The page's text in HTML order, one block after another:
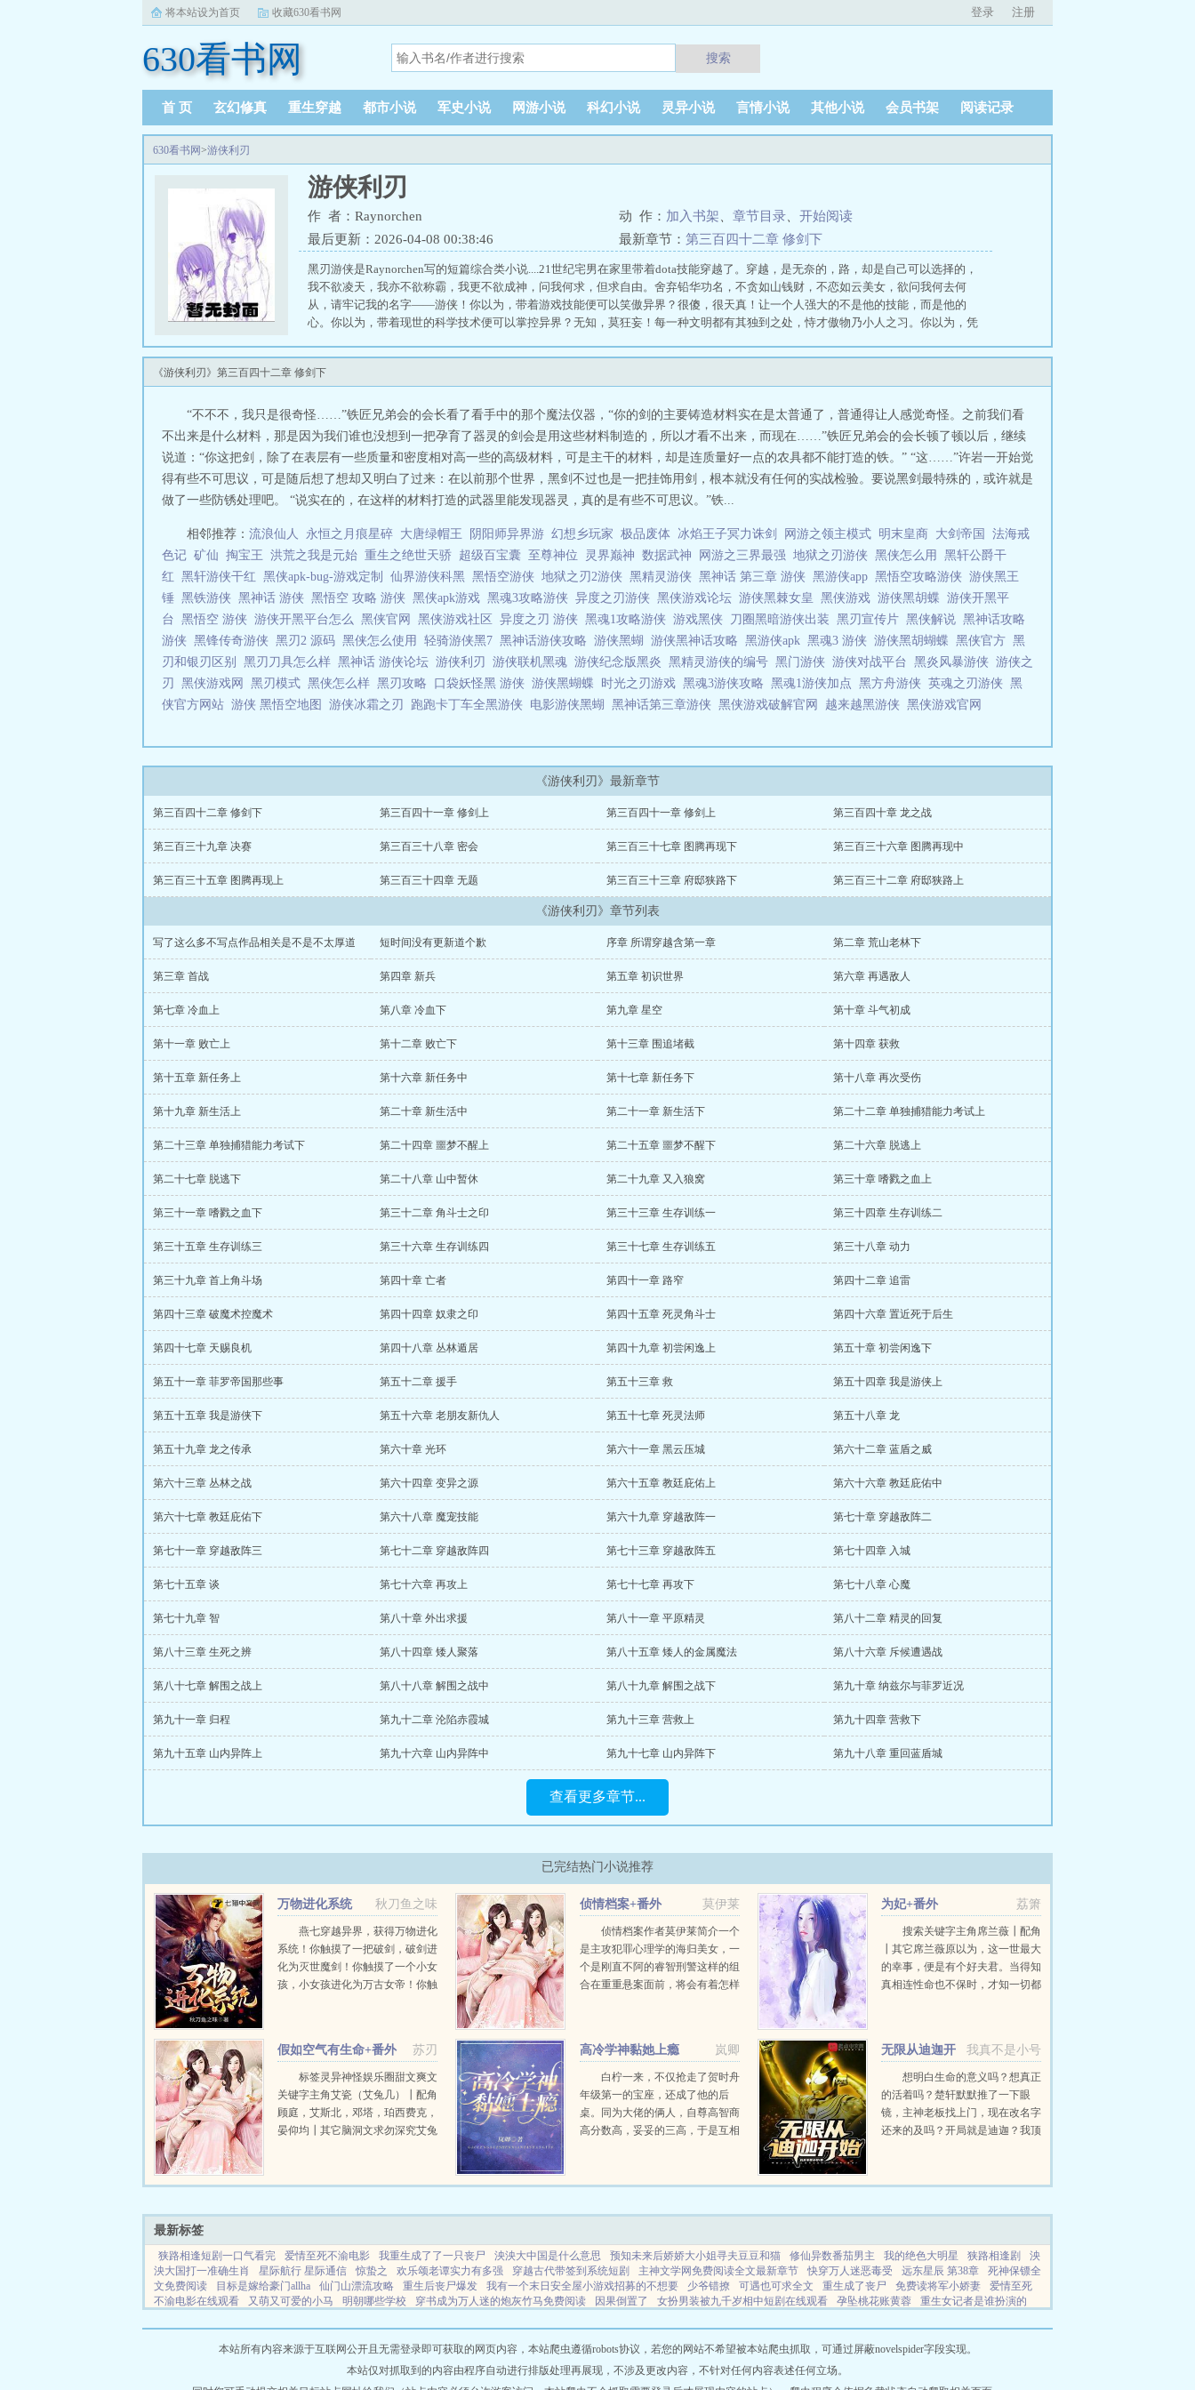
将本站设为首页 收藏630看书网 登录 注册
630看书网 搜索
首 页 玄幻修真 重生穿越 都市小说 军史小说 网游小说 科幻小说 灵异小说 言情小说 其他小说 会员书架 阅读记录
630看书网>游侠利刃
游侠利刃
作 者：Raynorchen 动 作： 加入书架 章节目录
开始阅读
最后更新：2026-04-08 00:38:46
最新章节： 第三百四十二章 修剑下
黑刃游侠是Raynorchen写的短篇综合类小说....21世纪宅男在家里带着dota技能穿越了。穿越，是无奈的，路，却是自己可以选择的，
我不欲凌天，我亦不欲称霸，我更不欲成神，问我何求，但求自由。舍弃铅华功名，不贪如山钱财，不恋如云美女，欲问我何去何
从，请牢记我的名字——游侠！你以为，带着游戏技能便可以笑傲异界？很傻，很天真！让一个人强大的不是他的技能，而是他的
心。你以为，带着现世的科学技术便可以掌控异界？无知，莫狂妄！每一种文明都有其独到之处，恃才傲物乃小人之习。你以为，凭
黑平台 Raynorchen
《游侠利刃》第三百四十二章 修剑下
“不不不，我只是很奇怪……”铁匠兄弟会的会长看了看手中的那个魔法仪器，“你的剑的主要铸造材料实在是太普通了，普通得让人感觉奇怪。之前我们看
不出来是什么材料，那是因为我们谁也没想到一把孕育了器灵的剑会是用这些材料制造的，所以才看不出来，而现在……”铁匠兄弟会的会长顿了顿以后，继续
说道：“你这把剑，除了在表层有一些质量和密度相对高一些的高级材料，可是主干的材料，却是连质量好一点的农具都不能打造的铁。” “这……”许岩一开始觉
得有些不可思议，可是随后想了想却又明白了过来：在以前那个世界，黑剑不过也是一把挂饰用剑，根本就没有任何的实战检验。要说黑剑最特殊的，或许就是
做了一些防锈处理吧。 “说实在的，在这样的材料打造的武器里能发现器灵，真的是有些不可思议。”铁...
相邻推荐： 流浪仙人 永恒之月痕星碎 大唐绿帽王 阴阳师异界游 幻想乡玩家 极品废体 冰焰王子冥力诛剑 网游之领主模式 明末皇商 大剑帝国
法海戒
色记 矿仙 掏宝王 洪荒之我是元始 重生之绝世天骄 超级百宝囊 至尊神位 灵界巅神 数据武神 网游之三界最强 地狱之刃游侠 黑侠怎么用 黑轩公爵干
红 黑轩游侠干红 黑侠apk-bug-游戏定制 仙界游侠科黑 黑悟空游侠 地狱之刃2游侠 黑精灵游侠 黑神话 第三章 游侠 黑游侠app 黑悟空攻略游侠 游侠黑王
锤 黑铁游侠 黑神话 游侠 黑悟空 攻略 游侠 黑侠apk游戏 黑魂3攻略游侠 异度之刃游侠 黑侠游戏论坛 游侠黑棘女皇 黑侠游戏 游侠黑胡蝶 游侠开黑平
台 黑悟空 游侠 游侠开黑平台怎么 黑侠官网 黑侠游戏社区 异度之刃 游侠 黑魂1攻略游侠 游戏黑侠 刀圈黑暗游侠出装 黑刃宣传片 黑侠解说 黑神话攻略
游侠 黑锋传奇游侠 黑刃2 源码 黑侠怎么使用 轻骑游侠黑7 黑神话游侠攻略 游侠黑蝴 游侠黑神话攻略 黑游侠apk 黑魂3 游侠 游侠黑胡蝴蝶 黑侠官方 黑
刃和银刃区别 黑刃刀具怎么样 黑神话 游侠论坛 游侠利刃 游侠联机黑魂 游侠纪念版黑炎 黑精灵游侠的编号 黑门游侠 游侠对战平台 黑炎风暴游侠 游侠之
刃 黑侠游戏网 黑刃模式 黑侠怎么样 黑刃攻略 口袋妖怪黑 游侠 游侠黑蝴蝶 时光之刃游戏 黑魂3游侠攻略 黑魂1游侠加点 黑方舟游侠 英魂之刃游侠 黑
侠官方网站 游侠 黑悟空地图 游侠冰霜之刃 跑跑卡丁车全黑游侠 电影游侠黑蝴 黑神话第三章游侠 黑侠游戏破解官网 越来越黑游侠 黑侠游戏官网
《游侠利刃》最新章节
第三百四十二章 修剑下 第三百四十一章 修剑上 第三百四十一章 修剑上 第三百四十章 龙之战
第三百三十九章 决赛 第三百三十八章 密会 第三百三十七章 图腾再现下 第三百三十六章 图腾再现中
第三百三十五章 图腾再现上 第三百三十四章 无题 第三百三十三章 府邸狭路下 第三百三十二章 府邸狭路上
《游侠利刃》章节列表
写了这么多不写点作品相关是不是不太厚道 短时间没有更新道个歉 序章 所谓穿越含第一章 第二章 荒山老林下
第三章 首战 第四章 新兵 第五章 初识世界 第六章 再遇敌人
第七章 冷血上 第八章 冷血下 第九章 星空 第十章 斗气初成
第十一章 败亡上 第十二章 败亡下 第十三章 围追堵截 第十四章 获救
第十五章 新任务上 第十六章 新任务中 第十七章 新任务下 第十八章 再次受伤
第十九章 新生活上 第二十章 新生活中 第二十一章 新生活下 第二十二章 单独捕猎能力考试上
第二十三章 单独捕猎能力考试下 第二十四章 噩梦不醒上 第二十五章 噩梦不醒下 第二十六章 脱逃上
第二十七章 脱逃下 第二十八章 山中暂休 第二十九章 又入狼窝 第三十章 嗜戮之血上
第三十一章 嗜戮之血下 第三十二章 角斗士之印 第三十三章 生存训练一 第三十四章 生存训练二
第三十五章 生存训练三 第三十六章 生存训练四 第三十七章 生存训练五 第三十八章 动力
第三十九章 首上角斗场 第四十章 亡者 第四十一章 路窄 第四十二章 追雷
第四十三章 破魔术控魔术 第四十四章 奴隶之印 第四十五章 死灵角斗士 第四十六章 置近死于后生
第四十七章 天赐良机 第四十八章 丛林遁居 第四十九章 初尝闲逸上 第五十章 初尝闲逸下
第五十一章 菲罗帝国那些事 第五十二章 援手 第五十三章 救 第五十四章 我是游侠上
第五十五章 我是游侠下 第五十六章 老朋友新仇人 第五十七章 死灵法师 第五十八章 龙
第五十九章 龙之传承 第六十章 光环 第六十一章 黑云压城 第六十二章 蓝盾之威
第六十三章 丛林之战 第六十四章 变异之源 第六十五章 教廷庇佑上 第六十六章 教廷庇佑中
第六十七章 教廷庇佑下 第六十八章 魔宠技能 第六十九章 穿越敌阵一 第七十章 穿越敌阵二
第七十一章 穿越敌阵三 第七十二章 穿越敌阵四 第七十三章 穿越敌阵五 第七十四章 入城
第七十五章 谈 第七十六章 再攻上 第七十七章 再攻下 第七十八章 心魔
第七十九章 智 第八十章 外出求援 第八十一章 平原精灵 第八十二章 精灵的回复
第八十三章 生死之辨 第八十四章 矮人聚落 第八十五章 矮人的金属魔法 第八十六章 斥候遭遇战
第八十七章 解围之战上 第八十八章 解围之战中 第八十九章 解围之战下 第九十章 纳兹尔与菲罗近况
第九十一章 归程 第九十二章 沦陷赤霞城 第九十三章 营救上 第九十四章 营救下
第九十五章 山内异阵上 第九十六章 山内异阵中 第九十七章 山内异阵下 第九十八章 重回蓝盾城
查看更多章节...
已完结热门小说推荐
秋刀鱼之味
万物进化系统
燕七穿越异界，获得万物进化
系统！你触摸了一把破剑，破剑进
化为灭世魔剑！你触摸了一个小女
孩，小女孩进化为万古女帝！你触
望着眼前的...
莫伊莱
侦情档案+番外
侦情档案作者莫伊莱简介一个
是主攻犯罪心理学的海归美女，一
个是刚直不阿的睿智刑警这样的组
合在重重悬案面前，将会有着怎样
的。那，就是人心。第...
荔箫
为妃+番外
搜索关键字主角席兰薇┃配角
┃其它席兰薇原以为，这一世最大
的幸事，便是有个好夫君。当得知
真相连性命也不保时，才知一切都
苏刃
假如空气有生命+番外
标签灵异神怪娱乐圈甜文爽文
关键字主角艾瓷（艾兔几）┃配角
顾庭，艾斯北，邓塔，珀西费克，
晏仰均┃其它脑洞文求勿深究艾兔
来...
岚卿
高冷学神黏她上瘾
白柠一来，不仅抢走了贺时舟
年级第一的宝座，还成了他的后
桌。同为大佬的俩人，自尊高智商
高分数高，妥妥的三高，于是互相
貌平平，或者有什么隐疾。直到某
我真不是小号
无限从迪迦开
想明白生命的意义吗？想真正
的活着吗？楚轩默默推了一下眼
镜，主神老板找上门，现在改名字
还来的及吗？开局就是迪迦？我顶
个好人，你说是吧？大古队员？望
最新标签
狭路相逢短剧一口气看完 爱情至死不渝电影 我重生成了了一只丧尸 泱泱大中国是什么意思 预知未来后娇娇大小姐寻夫豆豆和猫 修仙异数番茄男主 我的绝色大明星 狭路相逢剧
泱
泱大国打一准确生肖
星际航行 星际通信 惊蛰之 欢乐颂老谭实力有多强 穿越古代带签到系统短剧 主神文学网免费阅读全文最新章节 快穿万人迷恶毒受 远东星辰 第38章
死神保镖全
文免费阅读
目标是嫁给豪门allha 仙门山漂流攻略 重生后丧尸爆发 我有一个末日安全屋小游戏招募的不想要 少爷错撩 可遇也可求全文 重生成了丧尸 免费读将军小娇妻
爱情至死
不渝电影在线观看
又萌又可爱的小马 明朝哪些学校 穿书成为万人迷的炮灰竹马免费阅读 因果倒置了 女扮男装被九千岁相中短剧在线观看 孕坠桃花账黄蓉
重生女记者是谁扮演的
看
欢乐颂老谭是什么身份 后宫荣华录全文阅读笔趣阁杨尘雪 怀孕就结婚免费阅读全文最新章 被冰冷上司诱婚了免费阅读 雪花漂浮还是飘拂 烟雨江湖倾城一行
穿越签到系统后宫
将军娇妻1V1 冰山上司o说怀了我的崽 末世女魔头囤物资虐渣故事 可爱小马卡通图片 李世民求雨竟要跪我 欢乐颂老谭同款衣服 孕坠桃花帐赵灵故事 官兵捉贼app
狭路相逢全集免费阅读无弹窗 孕坠桃花账赵灵儿 焱昇 高武我能登陆未来陆圣 只想囤物资一片春雪 /全文
本站所有内容来源于互联网公开且无需登录即可获取的网页内容，本站爬虫遵循robots协议，若您的网站不希望被本站爬虫抓取，可通过屏蔽novelspider字段实现。
本站仅对抓取到的内容由程序自动进行排版处理再展现，不涉及更改内容，不针对任何内容表述任何立场。